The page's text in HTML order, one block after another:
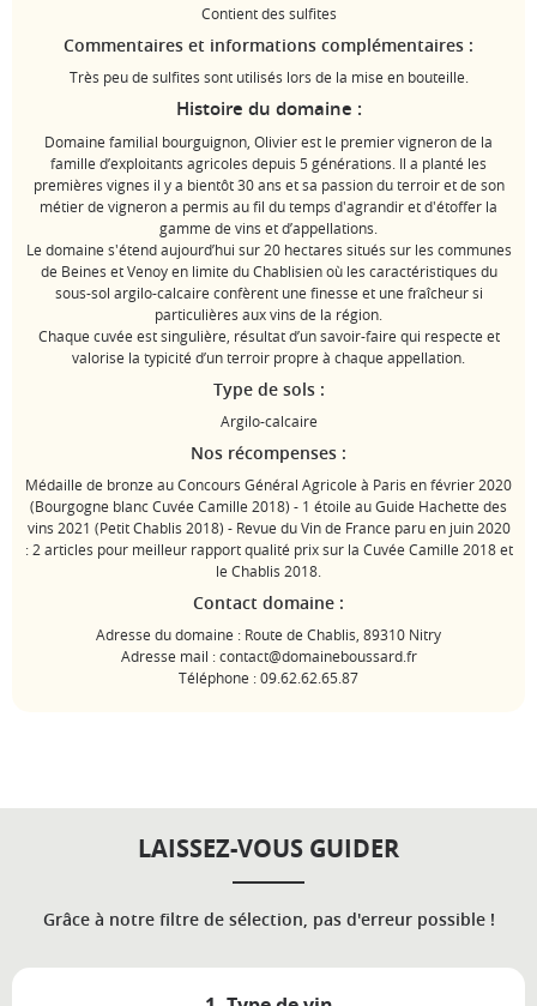
Contient des sulfites
Commentaires et informations complémentaires :
Très peu de sulfites sont utilisés lors de la mise en bouteille.
Histoire du domaine :
Domaine familial bourguignon, Olivier est le premier vigneron de la
famille d’exploitants agricoles depuis 5 générations. Il a planté les
premières vignes il y a bientôt 30 ans et sa passion du terroir et de son
métier de vigneron a permis au fil du temps d'agrandir et d'étoffer la
gamme de vins et d’appellations.
Le domaine s'étend aujourd’hui sur 20 hectares situés sur les communes
de Beines et Venoy en limite du Chablisien où les caractéristiques du
sous-sol argilo-calcaire confèrent une finesse et une fraîcheur si
particulières aux vins de la région.
Chaque cuvée est singulière, résultat d’un savoir-faire qui respecte et
valorise la typicité d’un terroir propre à chaque appellation.
Type de sols :
Argilo-calcaire
Nos récompenses :
Médaille de bronze au Concours Général Agricole à Paris en février 2020
(Bourgogne blanc Cuvée Camille 2018) - 1 étoile au Guide Hachette des
vins 2021 (Petit Chablis 2018) - Revue du Vin de France paru en juin 2020
: 2 articles pour meilleur rapport qualité prix sur la Cuvée Camille 2018 et
le Chablis 2018.
Contact domaine :
Adresse du domaine : Route de Chablis, 89310 Nitry
Adresse mail : contact@domaineboussard.fr
Téléphone : 09.62.62.65.87
LAISSEZ-VOUS GUIDER
Grâce à notre filtre de sélection, pas d'erreur possible !